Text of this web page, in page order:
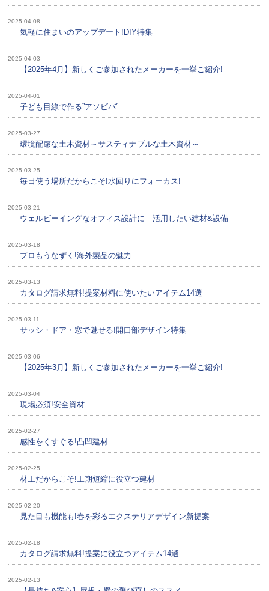
2025-04-08
気軽に住まいのアップデート!DIY特集
2025-04-03
【2025年4月】新しくご参加されたメーカーを一挙ご紹介!
2025-04-01
子ども目線で作る”アソビバ”
2025-03-27
環境配慮な土木資材～サスティナブルな土木資材～
2025-03-25
毎日使う場所だからこそ!水回りにフォーカス!
2025-03-21
ウェルビーイングなオフィス設計に—活用したい建材&設備
2025-03-18
プロもうなずく!海外製品の魅力
2025-03-13
カタログ請求無料!提案材料に使いたいアイテム14選
2025-03-11
サッシ・ドア・窓で魅せる!開口部デザイン特集
2025-03-06
【2025年3月】新しくご参加されたメーカーを一挙ご紹介!
2025-03-04
現場必須!安全資材
2025-02-27
感性をくすぐる!凸凹建材
2025-02-25
材工だからこそ!工期短縮に役立つ建材
2025-02-20
見た目も機能も!春を彩るエクステリアデザイン新提案
2025-02-18
カタログ請求無料!提案に役立つアイテム14選
2025-02-13